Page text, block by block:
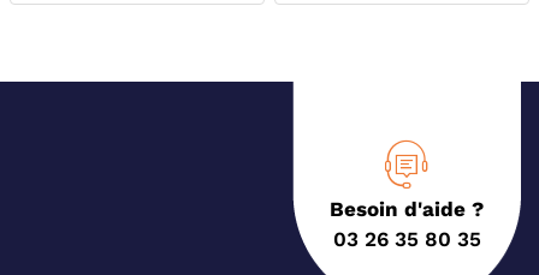
Besoin d'aide ?
03 26 35 80 35